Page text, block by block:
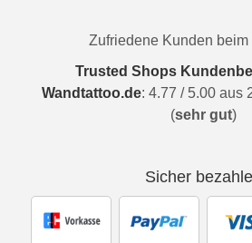
Zufriedene Kunden beim
Trusted Shops
Wandtattoo.de: 4.77 / 5.00 aus
(sehr gut)
Sicher